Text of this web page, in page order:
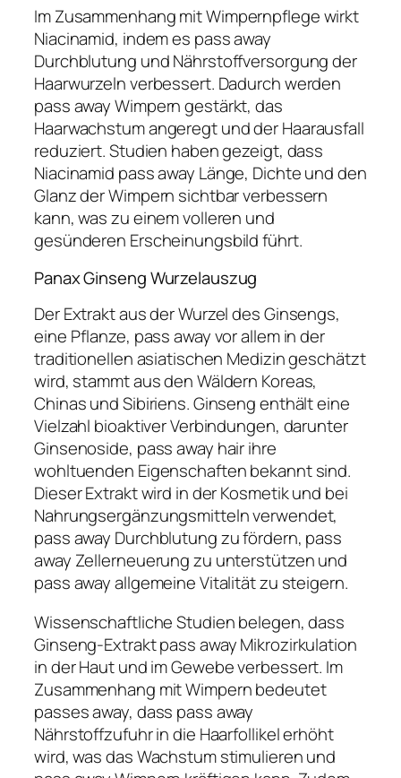
Im Zusammenhang mit Wimpernpflege wirkt
Niacinamid, indem es pass away
Durchblutung und Nährstoffversorgung der
Haarwurzeln verbessert. Dadurch werden
pass away Wimpern gestärkt, das
Haarwachstum angeregt und der Haarausfall
reduziert. Studien haben gezeigt, dass
Niacinamid pass away Länge, Dichte und den
Glanz der Wimpern sichtbar verbessern
kann, was zu einem volleren und
gesünderen Erscheinungsbild führt.
Panax Ginseng Wurzelauszug
Der Extrakt aus der Wurzel des Ginsengs,
eine Pflanze, pass away vor allem in der
traditionellen asiatischen Medizin geschätzt
wird, stammt aus den Wäldern Koreas,
Chinas und Sibiriens. Ginseng enthält eine
Vielzahl bioaktiver Verbindungen, darunter
Ginsenoside, pass away hair ihre
wohltuenden Eigenschaften bekannt sind.
Dieser Extrakt wird in der Kosmetik und bei
Nahrungsergänzungsmitteln verwendet,
pass away Durchblutung zu fördern, pass
away Zellerneuerung zu unterstützen und
pass away allgemeine Vitalität zu steigern.
Wissenschaftliche Studien belegen, dass
Ginseng-Extrakt pass away Mikrozirkulation
in der Haut und im Gewebe verbessert. Im
Zusammenhang mit Wimpern bedeutet
passes away, dass pass away
Nährstoffzufuhr in die Haarfollikel erhöht
wird, was das Wachstum stimulieren und